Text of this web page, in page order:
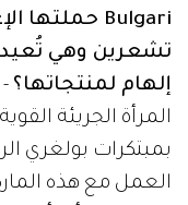
تشعرين وهي تُعيد
إلهام لمنتجاتها؟
المرأة الجريئة
بمبتكرات بولغري
العمل مع هذه